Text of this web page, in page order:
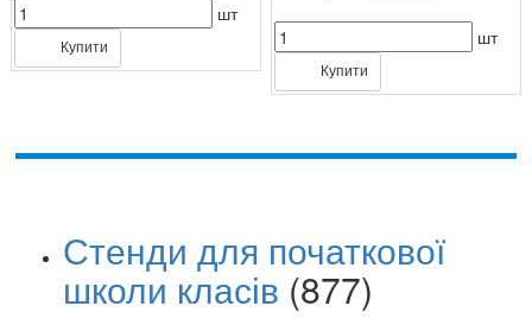
шт
Купити шт
Купити
Стенди для початкової
школи класів (877)